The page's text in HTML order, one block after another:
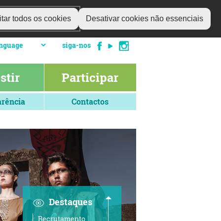
todos os cookies Desativar cookies não essenciais
siga-nos
Participar
Contactos
Destaques
Recrutamento